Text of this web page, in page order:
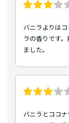
バニラよりは
ラの香りです
ました。
バニラとココ